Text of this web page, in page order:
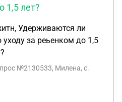
1,5 лет?
Удерживаются ли
за реьенком до 1,5
№2130533, Милена, с.